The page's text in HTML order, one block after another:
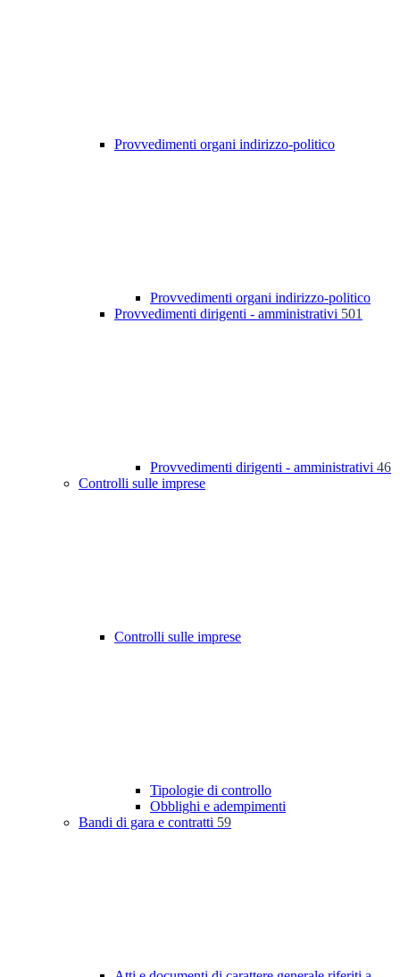
Provvedimenti organi indirizzo-politico
Provvedimenti organi indirizzo-politico
Provvedimenti dirigenti - amministrativi 501
Provvedimenti dirigenti - amministrativi 46
Controlli sulle imprese
Controlli sulle imprese
Tipologie di controllo
Obblighi e adempimenti
Bandi di gara e contratti 59